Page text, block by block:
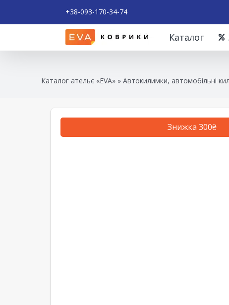
+38-093-170-34-74
Каталог
Каталог ательє «EVA» » Автокилимки, автомобільні
Знижка 300₴